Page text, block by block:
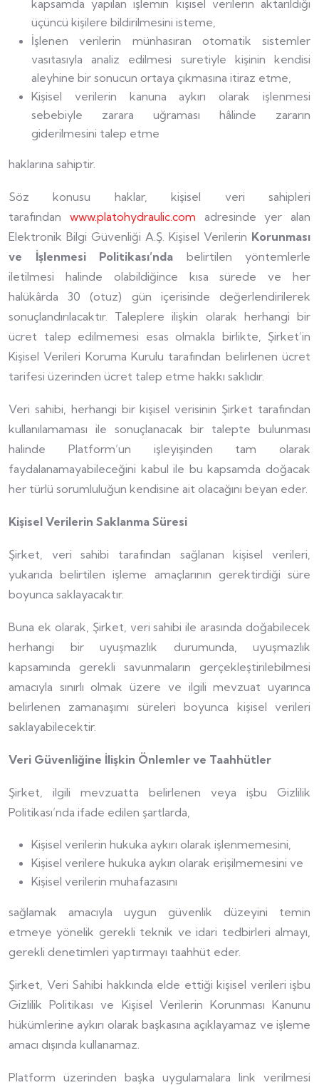
kapsamda yapılan işlemin kişisel verilerin aktarıldığı
üçüncü kişilere bildirilmesini isteme,
İşlenen verilerin münhasıran otomatik sistemler
vasıtasıyla analiz edilmesi suretiyle kişinin kendisi
aleyhine bir sonucun ortaya çıkmasına itiraz etme,
Kişisel verilerin kanuna aykırı olarak işlenmesi
sebebiyle zarara uğraması hâlinde zararın
giderilmesini talep etme
haklarına sahiptir.
Söz konusu haklar, kişisel veri sahipleri
tarafından www.platohydraulic.com adresinde yer alan
Elektronik Bilgi Güvenliği A.Ş. Kişisel Verilerin Korunması
ve İşlenmesi Politikası’nda belirtilen yöntemlerle
iletilmesi halinde olabildiğince kısa sürede ve her
halükârda 30 (otuz) gün içerisinde değerlendirilerek
sonuçlandırılacaktır. Taleplere ilişkin olarak herhangi bir
ücret talep edilmemesi esas olmakla birlikte, Şirket’in
Kişisel Verileri Koruma Kurulu tarafından belirlenen ücret
tarifesi üzerinden ücret talep etme hakkı saklıdır.
Veri sahibi, herhangi bir kişisel verisinin Şirket tarafından
kullanılamaması ile sonuçlanacak bir talepte bulunması
halinde Platform’un işleyişinden tam olarak
faydalanamayabileceğini kabul ile bu kapsamda doğacak
her türlü sorumluluğun kendisine ait olacağını beyan eder.
Kişisel Verilerin Saklanma Süresi
Şirket, veri sahibi tarafından sağlanan kişisel verileri,
yukarıda belirtilen işleme amaçlarının gerektirdiği süre
boyunca saklayacaktır.
Buna ek olarak, Şirket, veri sahibi ile arasında doğabilecek
herhangi bir uyuşmazlık durumunda, uyuşmazlık
kapsamında gerekli savunmaların gerçekleştirilebilmesi
amacıyla sınırlı olmak üzere ve ilgili mevzuat uyarınca
belirlenen zamanaşımı süreleri boyunca kişisel verileri
saklayabilecektir.
Veri Güvenliğine İlişkin Önlemler ve Taahhütler
Şirket, ilgili mevzuatta belirlenen veya işbu Gizlilik
Politikası’nda ifade edilen şartlarda,
Kişisel verilerin hukuka aykırı olarak işlenmemesini,
Kişisel verilere hukuka aykırı olarak erişilmemesini ve
Kişisel verilerin muhafazasını
sağlamak amacıyla uygun güvenlik düzeyini temin
etmeye yönelik gerekli teknik ve idari tedbirleri almayı,
gerekli denetimleri yaptırmayı taahhüt eder.
Şirket, Veri Sahibi hakkında elde ettiği kişisel verileri işbu
Gizlilik Politikası ve Kişisel Verilerin Korunması Kanunu
hükümlerine aykırı olarak başkasına açıklayamaz ve işleme
amacı dışında kullanamaz.
Platform üzerinden başka uygulamalara link verilmesi